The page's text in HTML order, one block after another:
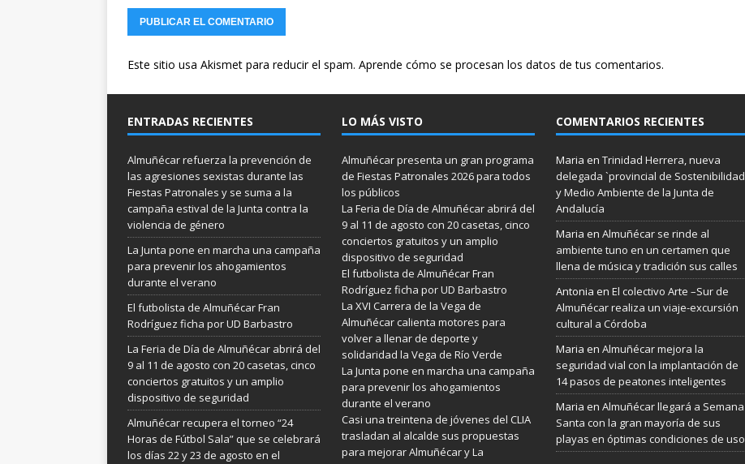
Este sitio usa Akismet para reducir el spam. Aprende cómo se procesan los datos de tus comentarios.
ENTRADAS RECIENTES
Almuñécar refuerza la prevención de
las agresiones sexistas durante las
Fiestas Patronales y se suma a la
campaña estival de la Junta contra la
violencia de género
La Junta pone en marcha una campaña
para prevenir los ahogamientos
durante el verano
El futbolista de Almuñécar Fran
Rodríguez ficha por UD Barbastro
La Feria de Día de Almuñécar abrirá del
9 al 11 de agosto con 20 casetas, cinco
conciertos gratuitos y un amplio
dispositivo de seguridad
Almuñécar recupera el torneo “24
Horas de Fútbol Sala” que se celebrará
los días 22 y 23 de agosto en el
LO MÁS VISTO
Almuñécar presenta un gran programa
de Fiestas Patronales 2026 para todos
los públicos
La Feria de Día de Almuñécar abrirá del
9 al 11 de agosto con 20 casetas, cinco
conciertos gratuitos y un amplio
dispositivo de seguridad
El futbolista de Almuñécar Fran
Rodríguez ficha por UD Barbastro
La XVI Carrera de la Vega de
Almuñécar calienta motores para
volver a llenar de deporte y
solidaridad la Vega de Río Verde
La Junta pone en marcha una campaña
para prevenir los ahogamientos
durante el verano
Casi una treintena de jóvenes del CLIA
trasladan al alcalde sus propuestas
para mejorar Almuñécar y La
COMENTARIOS RECIENTES
Maria en Trinidad Herrera, nueva
delegada `provincial de Sostenibilidad
y Medio Ambiente de la Junta de
Andalucía
Maria en Almuñécar se rinde al
ambiente tuno en un certamen que
llena de música y tradición sus calles
Antonia en El colectivo Arte –Sur de
Almuñécar realiza un viaje-excursión
cultural a Córdoba
Maria en Almuñécar mejora la
seguridad vial con la implantación de
14 pasos de peatones inteligentes
Maria en Almuñécar llegará a Semana
Santa con la gran mayoría de sus
playas en óptimas condiciones de uso